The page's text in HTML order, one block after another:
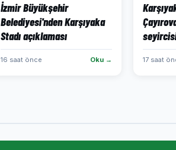
İzmir Büyükşehir
Belediyesi'nden Karşıyaka
Stadı açıklaması
16 saat önce Oku → 17 saat